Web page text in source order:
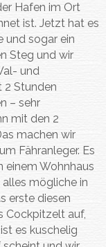
Hafen im Ort
ist. Jetzt hat es
und sogar ein
Steg und wir
und
2 Stunden
– sehr
mit den 2
machen wir
Fähranleger. Es
einem Wohnhaus
mögliche in
erste diesen
Cockpitzelt auf,
es kuschelig